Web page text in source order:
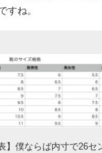
すね。
】僕ならば内寸で26セ